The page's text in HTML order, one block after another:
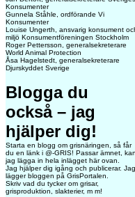
Konsumenter
Gunnela Ståhle, ordförande Vi
Konsumenter
Louise Ungerth, ansvarig konsument
miljö Konsumentföreningen Stockholm
Roger Pettersson, generalsekreterare
World Animal Protection
Åsa Hagelstedt, generalsekreterare
Djurskyddet Sverige
Blogga du
också – jag
hjälper dig!
Starta en blogg om grisnäringen, så får
du en länk i @-GRIS! Passar ämnet, kan
jag lägga in hela inlägget här ovan.
Jag hjälper dig igång och publicerar. Jag
lägger bloggen på GrisPortalen.
Skriv vad du tycker om grisar,
grisproduktion, slakterier, m m!